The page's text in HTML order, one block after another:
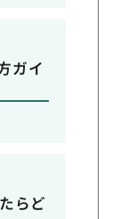
ガイ
らど